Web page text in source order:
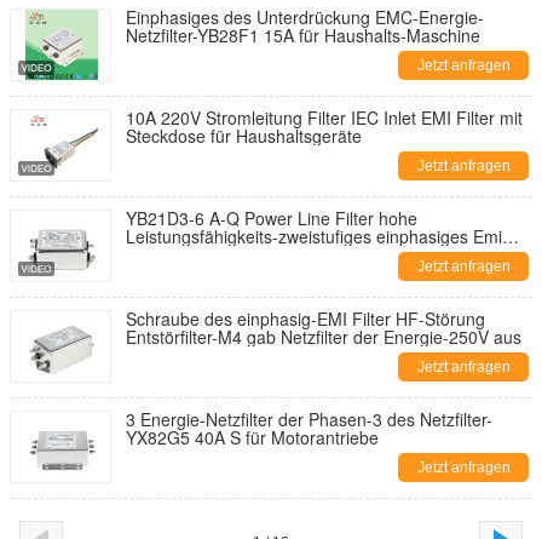
Einphasiges des Unterdrückung EMC-Energie-
Netzfilter-YB28F1 15A für Haushalts-Maschine
Jetzt anfragen
10A 220V Stromleitung Filter IEC Inlet EMI Filter mit
Steckdose für Haushaltsgeräte
Jetzt anfragen
YB21D3-6 A-Q Power Line Filter hohe
Leistungsfähigkeits-zweistufiges einphasiges Emi
Jetzt anfragen
Schraube des einphasig-EMI Filter HF-Störung
Entstörfilter-M4 gab Netzfilter der Energie-250V aus
Jetzt anfragen
3 Energie-Netzfilter der Phasen-3 des Netzfilter-
YX82G5 40A S für Motorantriebe
Jetzt anfragen